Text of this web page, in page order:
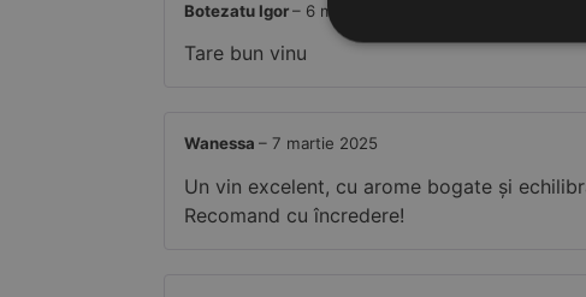
Botezatu Igor– 6 martie 2025
Tare bun vinu
Wanessa – 7 martie 2025
Un vin excelent, cu arome bogate și
Recomand cu încredere!